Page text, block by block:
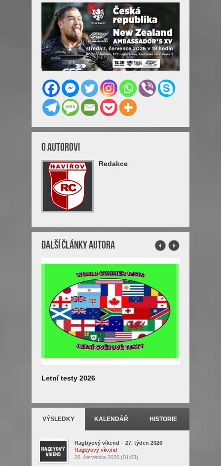
O Autorovi
Redakce
Další články autora
Letní testy 2026
VÝSLEDKY KALENDÁŘ HISTORIE
Ragbyový víkend – 27. týden 2026
Ragbyový víkend
26. července 2026 (01:03)